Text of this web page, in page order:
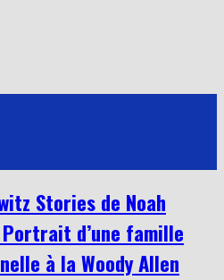
Stories de Noah
d’une famille
à la Woody Allen